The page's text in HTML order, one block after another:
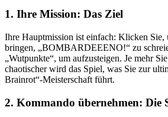
1. Ihre Mission: Das Ziel
Ihre Hauptmission ist einfach: Klicken Sie,
bringen, „BOMBARDEEENO!“ zu
„Wutpunkte“, um aufzusteigen. Je mehr
chaotischer wird das Spiel, was Sie zur
Brainrot“-Meisterschaft führt.
2. Kommando übernehmen: Die